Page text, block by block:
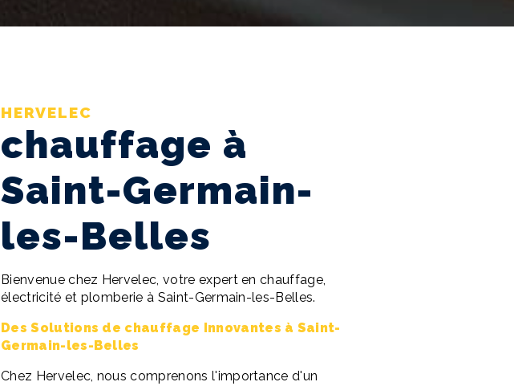
HERVELEC
chauffage à
Saint-Germain-
les-Belles
Bienvenue chez Hervelec, votre expert en chauffage,
électricité et plomberie à Saint-Germain-les-Belles.
Des Solutions de chauffage Innovantes à Saint-
Germain-les-Belles
Chez Hervelec, nous comprenons l'importance d'un